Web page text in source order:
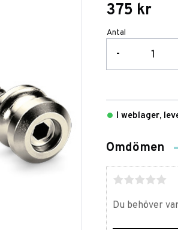
375 kr
Antal
-
I weblager,
Omdömen